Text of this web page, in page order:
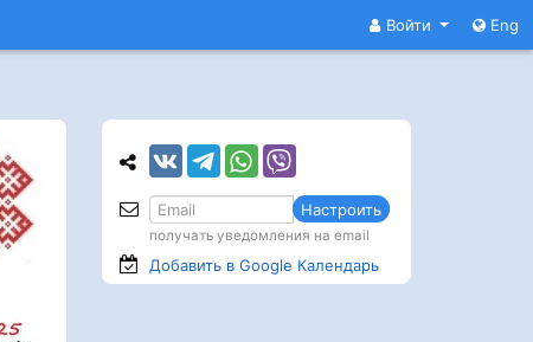
Войти Eng
Настроить
получать уведомления на email
Добавить в Google Календарь